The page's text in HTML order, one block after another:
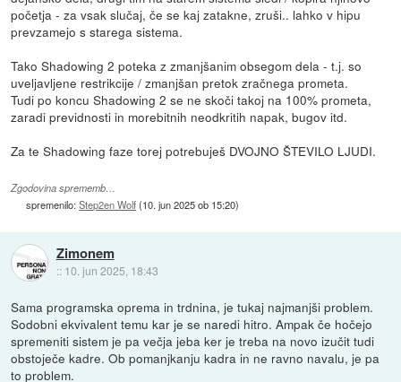
početja - za vsak slučaj, če se kaj zatakne, zruši.. lahko v hipu
prevzamejo s starega sistema.
Tako Shadowing 2 poteka z zmanjšanim obsegom dela - t.j. so
uveljavljene restrikcije / zmanjšan pretok zračnega prometa.
Tudi po koncu Shadowing 2 se ne skoči takoj na 100% prometa,
zaradi previdnosti in morebitnih neodkritih napak, bugov itd.
Za te Shadowing faze torej potrebuješ DVOJNO ŠTEVILO LJUDI.
Zgodovina sprememb…
spremenilo:Step2en Wolf(10. jun 2025 ob 15:20)
Zimonem
:: 10. jun 2025, 18:43
Sama programska oprema in trdnina, je tukaj najmanjši problem.
Sodobni ekvivalent temu kar je se naredi hitro. Ampak če hočejo
spremeniti sistem je pa večja jeba ker je treba na novo izučit tudi
obstoječe kadre. Ob pomanjkanju kadra in ne ravno navalu, je pa
to problem.